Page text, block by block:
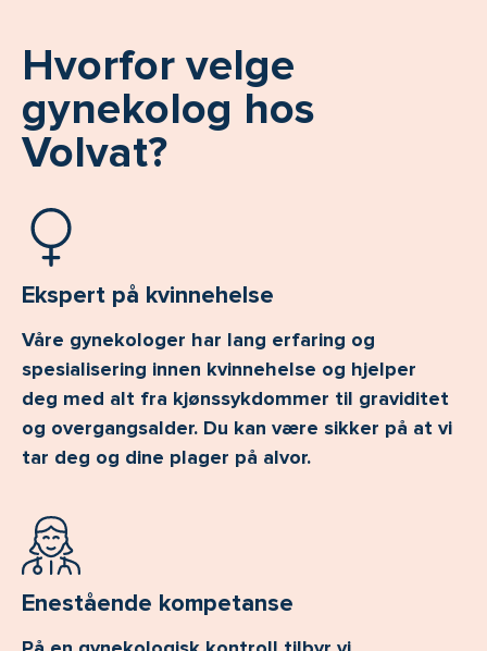
Hvorfor velge
gynekolog hos
Volvat?
Ekspert på kvinnehelse
Våre gynekologer har lang erfaring og
spesialisering innen kvinnehelse og hjelper
deg med alt fra kjønssykdommer til graviditet
og overgangsalder. Du kan være sikker på at vi
tar deg og dine plager på alvor.
Enestående kompetanse